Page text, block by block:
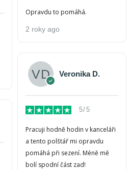
Opravdu to pomáhá.
2 roky ago
Veronika D.
5/5
Pracuji hodně hodin v kanceláři
a tento polštář mi opravdu
pomáhá při sezení. Méně mě
bolí spodní část zad!